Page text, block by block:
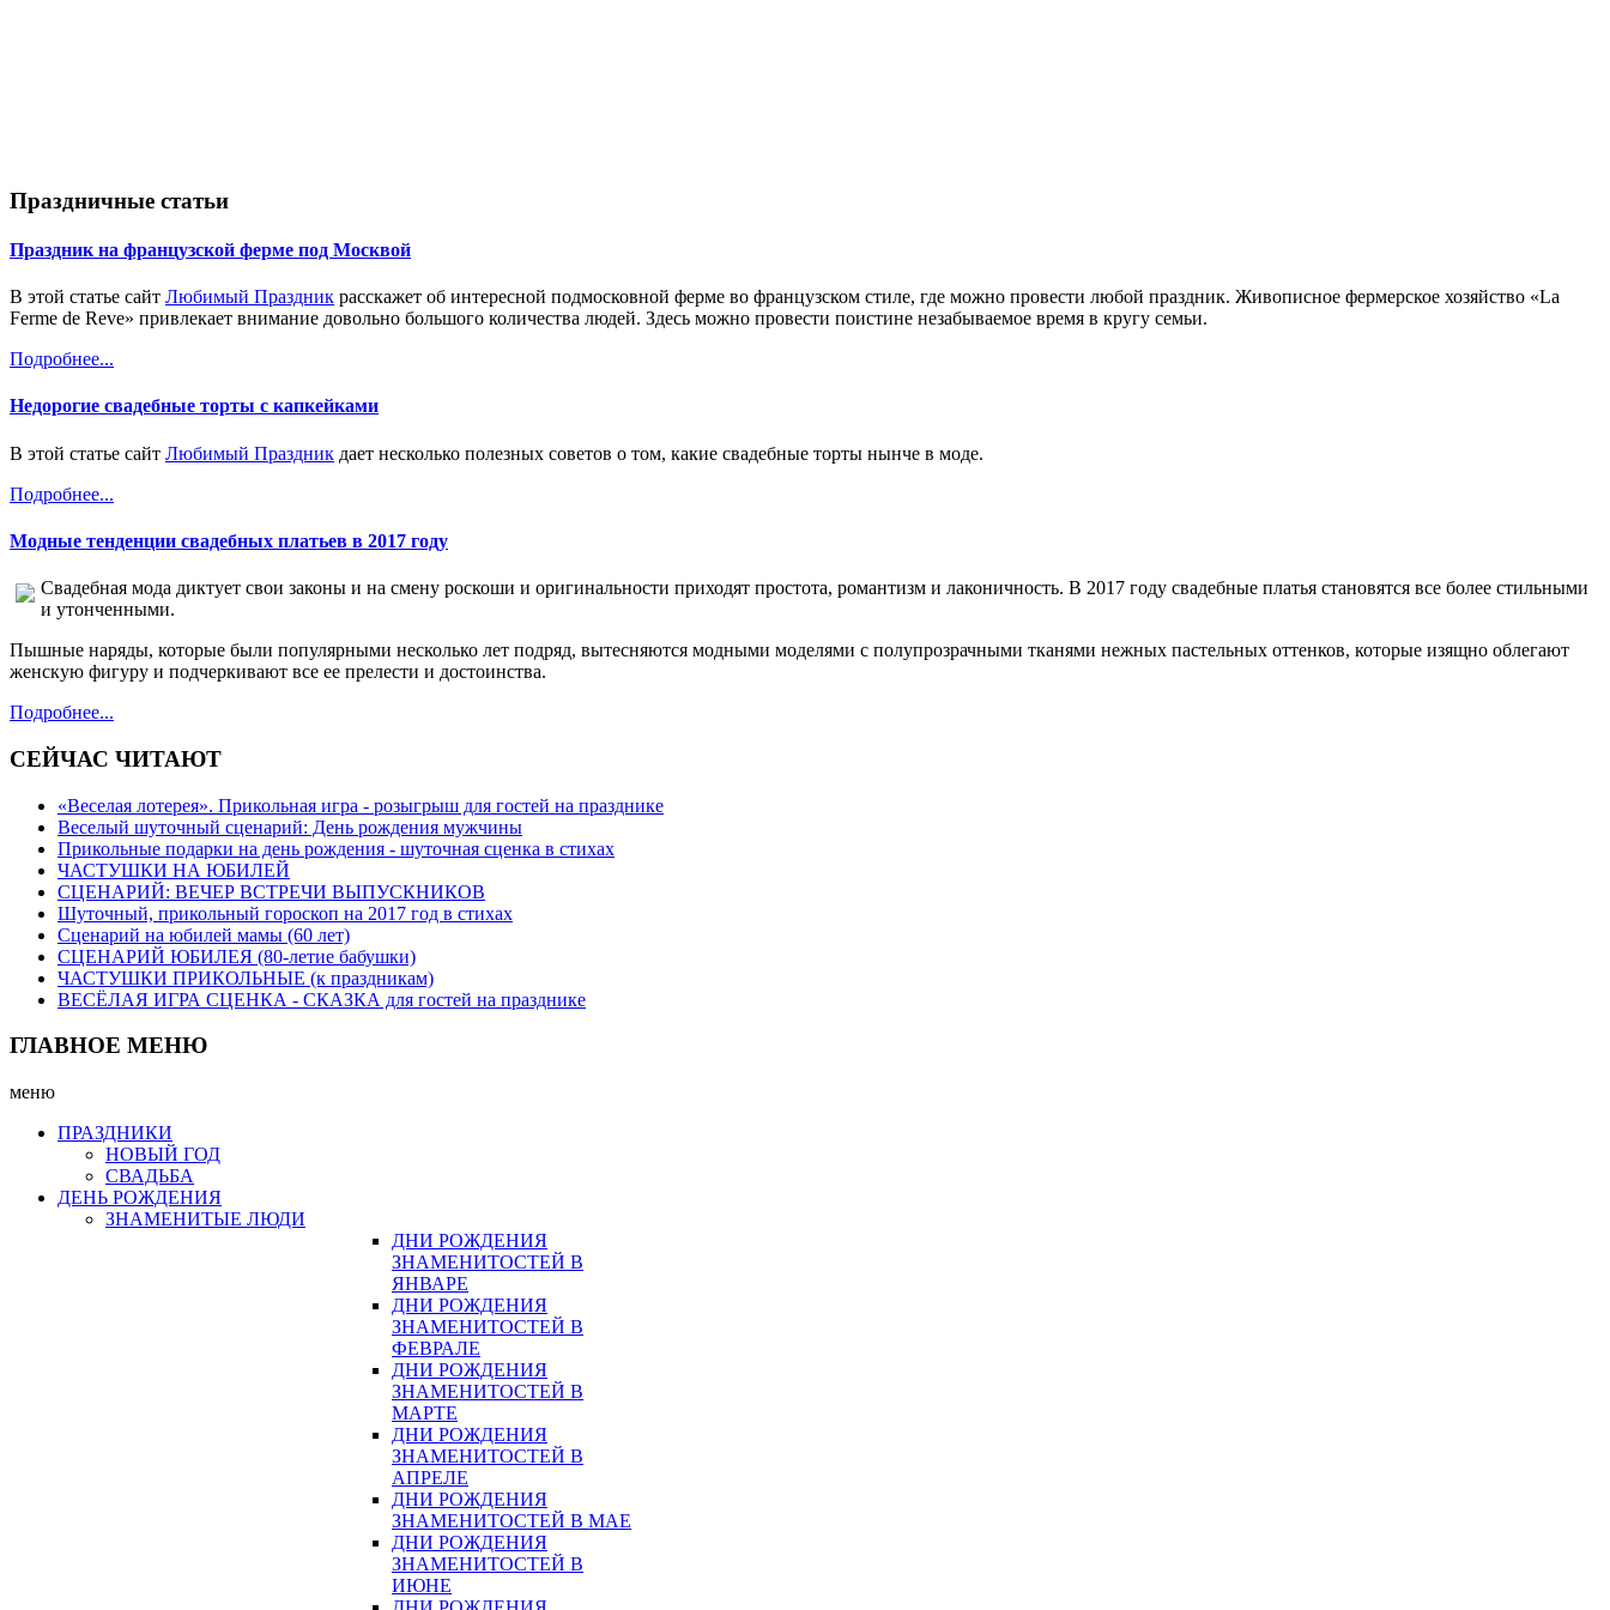
Праздничные статьи
Праздник на французской ферме под Москвой
В этой статье сайт Любимый Праздник расскажет об интересной подмосковной ферме во французском стиле, где можно провести любой праздник. Живописное фермерское хозяйство «La
Ferme de Reve» привлекает внимание довольно большого количества людей. Здесь можно провести поистине незабываемое время в кругу семьи.
Подробнее...
Недорогие свадебные торты с капкейками
В этой статье сайт Любимый Праздник дает несколько полезных советов о том, какие свадебные торты нынче в моде.
Подробнее...
Модные тенденции свадебных платьев в 2017 году
Свадебная мода диктует свои законы и на смену роскоши и оригинальности приходят простота, романтизм и лаконичность. В 2017 году свадебные платья становятся все более стильными
и утонченными.
Пышные наряды, которые были популярными несколько лет подряд, вытесняются модными моделями с полупрозрачными тканями нежных пастельных оттенков, которые изящно облегают
женскую фигуру и подчеркивают все ее прелести и достоинства.
Подробнее...
СЕЙЧАС ЧИТАЮТ
«Веселая лотерея». Прикольная игра - розыгрыш для гостей на празднике
Веселый шуточный сценарий: День рождения мужчины
Прикольные подарки на день рождения - шуточная сценка в стихах
ЧАСТУШКИ НА ЮБИЛЕЙ
СЦЕНАРИЙ: ВЕЧЕР ВСТРЕЧИ ВЫПУСКНИКОВ
Шуточный, прикольный гороскоп на 2017 год в стихах
Сценарий на юбилей мамы (60 лет)
СЦЕНАРИЙ ЮБИЛЕЯ (80-летие бабушки)
ЧАСТУШКИ ПРИКОЛЬНЫЕ (к праздникам)
ВЕСЁЛАЯ ИГРА СЦЕНКА - СКАЗКА для гостей на празднике
ГЛАВНОЕ МЕНЮ
меню
ПРАЗДНИКИ
НОВЫЙ ГОД
СВАДЬБА
ДЕНЬ РОЖДЕНИЯ
ЗНАМЕНИТЫЕ ЛЮДИ
ДНИ РОЖДЕНИЯ
ЗНАМЕНИТОСТЕЙ В
ЯНВАРЕ
ДНИ РОЖДЕНИЯ
ЗНАМЕНИТОСТЕЙ В
ФЕВРАЛЕ
ДНИ РОЖДЕНИЯ
ЗНАМЕНИТОСТЕЙ В
МАРТЕ
ДНИ РОЖДЕНИЯ
ЗНАМЕНИТОСТЕЙ В
АПРЕЛЕ
ДНИ РОЖДЕНИЯ
ЗНАМЕНИТОСТЕЙ В МАЕ
ДНИ РОЖДЕНИЯ
ЗНАМЕНИТОСТЕЙ В
ИЮНЕ